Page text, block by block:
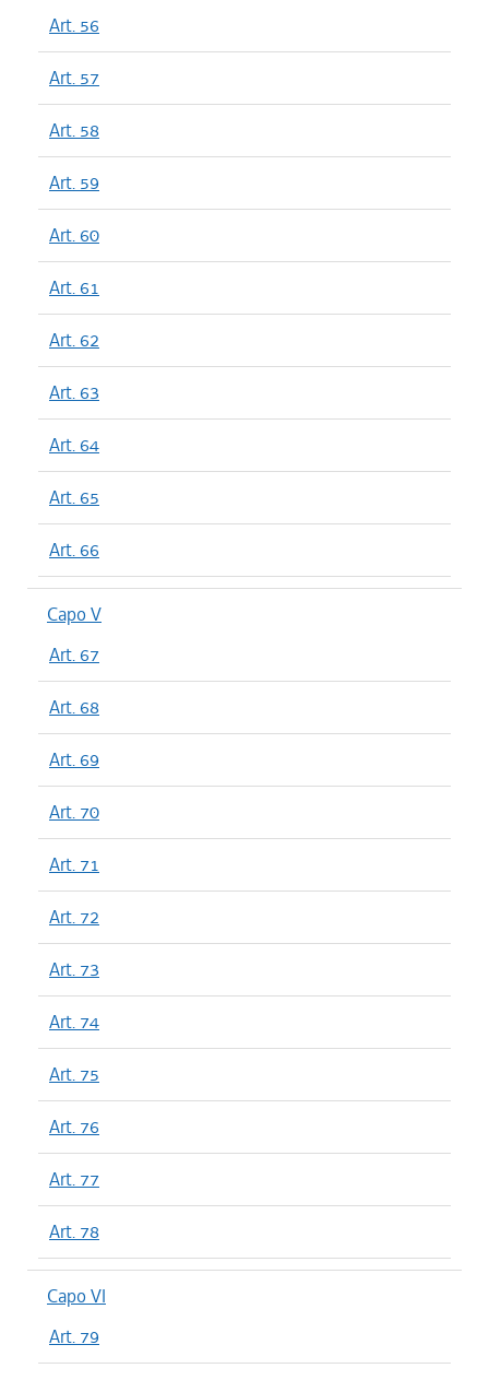
Art. 56
Art. 57
Art. 58
Art. 59
Art. 60
Art. 61
Art. 62
Art. 63
Art. 64
Art. 65
Art. 66
Capo V
Art. 67
Art. 68
Art. 69
Art. 70
Art. 71
Art. 72
Art. 73
Art. 74
Art. 75
Art. 76
Art. 77
Art. 78
Capo VI
Art. 79